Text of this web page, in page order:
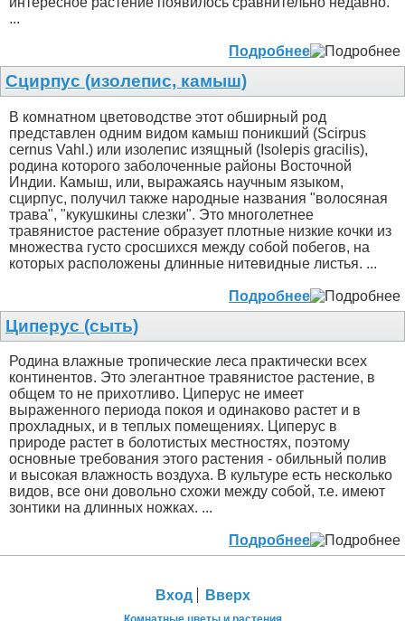
...
Подробнее
Сцирпус (изолепис, камыш)
В комнатном цветоводстве этот обширный род
представлен одним видом камыш поникший (Scirpus
сеrnus Vahl.) или изолепис изящный (Isolepis gracilis),
родина которого заболоченные районы Восточной
Индии. Камыш, или, выражаясь научным языком,
сцирпус, получил также народные названия "волосяная
трава", "кукушкины слезки". Это многолетнее
травянистое растение образует плотные низкие кочки из
множества густо сросшихся между собой побегов, на
которых расположены длинные нитевидные листья. ...
Подробнее
Циперус (сыть)
Родина влажные тропические леса практически всех
континентов. Это элегантное травянистое растение, в
общем то не прихотливо. Циперус не имеет
выраженного периода покоя и одинаково растет и в
прохладных, и в теплых помещениях. Циперус в
природе растет в болотистых местностях, поэтому
основные требования этого растения - обильный полив
и высокая влажность воздуха. В культуре есть несколько
видов, все они довольно схожи между собой, т.е. имеют
зонтики на длинных ножках. ...
Подробнее
Вход Вверх